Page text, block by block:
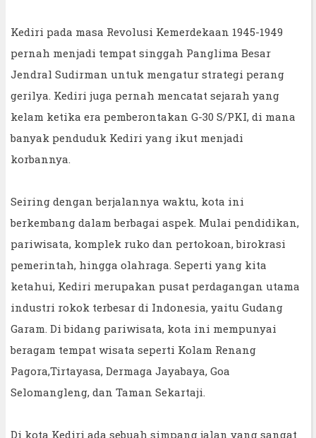
Kediri pada masa Revolusi Kemerdekaan 1945-1949
pernah menjadi tempat singgah Panglima Besar
Jendral Sudirman untuk mengatur strategi perang
gerilya. Kediri juga pernah mencatat sejarah yang
kelam ketika era pemberontakan G-30 S/PKI, di mana
banyak penduduk Kediri yang ikut menjadi
korbannya.
Seiring dengan berjalannya waktu, kota ini
berkembang dalam berbagai aspek. Mulai pendidikan,
pariwisata, komplek ruko dan pertokoan, birokrasi
pemerintah, hingga olahraga. Seperti yang kita
ketahui, Kediri merupakan pusat perdagangan utama
industri rokok terbesar di Indonesia, yaitu Gudang
Garam. Di bidang pariwisata, kota ini mempunyai
beragam tempat wisata seperti Kolam Renang
Pagora,Tirtayasa, Dermaga Jayabaya, Goa
Selomangleng, dan Taman Sekartaji.
Di kota Kediri ada sebuah simpang jalan yang sangat